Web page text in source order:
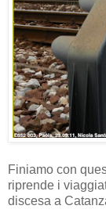
Finiamo con
riprende i
discesa a